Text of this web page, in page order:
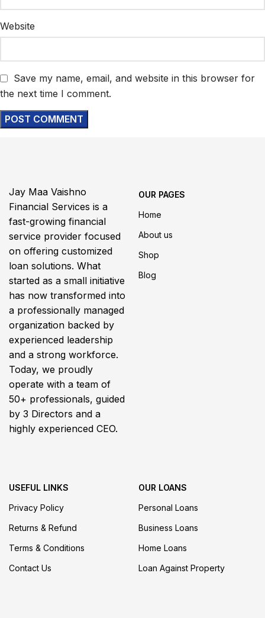
Website
Save my name, email, and website in this browser for
the next time I comment.
Jay Maa Vaishno
Financial Services is a
fast-growing financial
service provider focused
on offering customized
loan solutions. What
started as a small initiative
has now transformed into
a professionally managed
organization backed by
experienced leadership
and a strong workforce.
Today, we proudly
operate with a team of
50+ professionals, guided
by 3 Directors and a
highly experienced CEO.
OUR PAGES
Home
About us
Shop
Blog
USEFUL LINKS
Privacy Policy
Returns & Refund
Terms & Conditions
Contact Us
OUR LOANS
Personal Loans
Business Loans
Home Loans
Loan Against Property